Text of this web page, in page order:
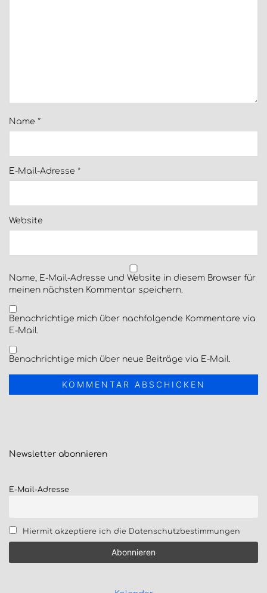
Name *
E-Mail-Adresse *
Website
Name, E-Mail-Adresse und Website in diesem Browser für
meinen nächsten Kommentar speichern.
Benachrichtige mich über nachfolgende Kommentare via
E-Mail.
Benachrichtige mich über neue Beiträge via E-Mail.
Newsletter abonnieren
E-Mail-Adresse
Hiermit akzeptiere ich die Datenschutzbestimmungen